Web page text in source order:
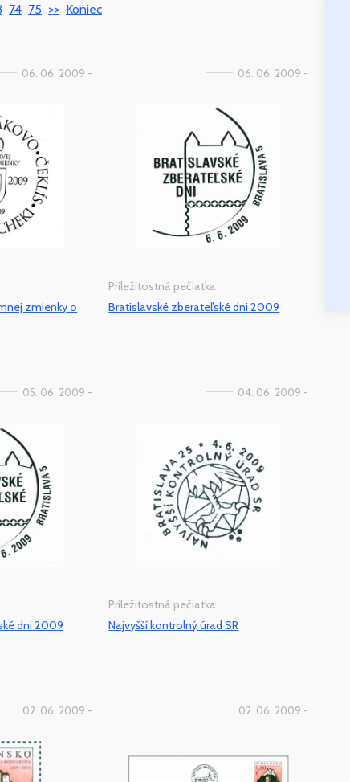
74 75 >> Koniec
06. 06. 2009 -
zmienky o
06. 06. 2009 -
Príležitostná pečiatka
Bratislavské zberateľské dni 2009
05. 06. 2009 -
dni 2009
04. 06. 2009 -
Príležitostná pečiatka
Najvyšší kontrolný úrad SR
02. 06. 2009 - 02. 06. 2009 -